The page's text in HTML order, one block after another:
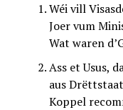
Wéi vill
Joer vum
Wat waren
Ass et Usus,
aus
Koppel